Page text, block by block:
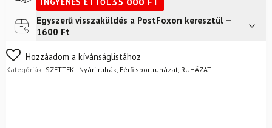
Futár a címre2 400
FoxPost
Egyszerű visszaküldés a PostFoxon keresztül –
1600 Ft
Nem biztos a választásában? Semmi gond – a terméket
egyszerűen visszaküldheti 14 napon belül, indoklás nélkül.
Hozzáadom a kívánságlistához
Kategóriák: SZETTEK - Nyári ruhák, Férfi sportruházat, RUHÁZAT